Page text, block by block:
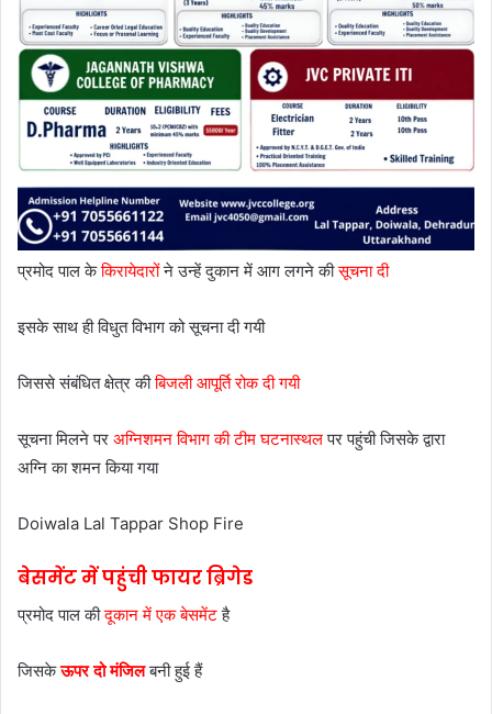
प्रमोद पाल केकिरायेदारोंने उन्हें दुकान में आग लगने कीसूचना दी
इसके साथ ही विधुत विभाग को सूचना दी गयी
जिससे संबंधित क्षेत्र कीबिजली आपूर्ति रोक दी गयी
सूचना मिलने पर अग्निशमन विभाग की टीम घटनास्थलपर पहुंची जिसके द्वारा
अग्नि का शमन किया गया
Doiwala Lal Tappar Shop Fire
बेसमेंट में पहुंची फायर ब्रिगेड
प्रमोद पाल कीदूकान में एक बेसमेंटहै
जिसकेऊपर दो मंजिल बनी हुई हैं